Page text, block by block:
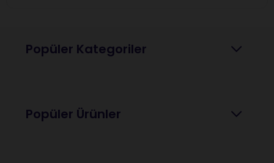
Popüler Kategoriler
Popüler Ürünler